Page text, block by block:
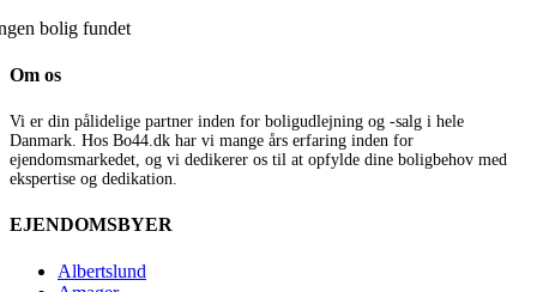
bolig fundet
Om os
Vi er din pålidelige partner inden for boligudlejning og -salg i hele
Danmark. Hos Bo44.dk har vi mange års erfaring inden for
ejendomsmarkedet, og vi dedikerer os til at opfylde dine boligbehov med
ekspertise og dedikation.
EJENDOMSBYER
Albertslund